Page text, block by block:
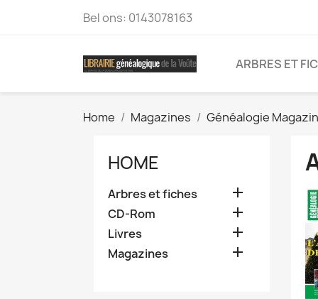
Bel ons: 0143078163
ARBRES ET
Home Magazines Généalogie
HOME
Arbres et fiches 
CD-Rom 
Livres 
Magazines 